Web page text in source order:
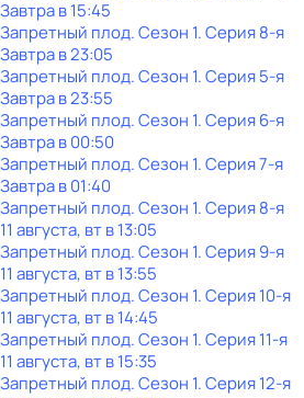
Завтра в 15:45
Запретный плод. Сезон 1. Серия 8-я
Завтра в 23:05
Запретный плод. Сезон 1. Серия 5-я
Завтра в 23:55
Запретный плод. Сезон 1. Серия 6-я
Завтра в 00:50
Запретный плод. Сезон 1. Серия 7-я
Завтра в 01:40
Запретный плод. Сезон 1. Серия 8-я
11 августа, вт в 13:05
Запретный плод. Сезон 1. Серия 9-я
11 августа, вт в 13:55
Запретный плод. Сезон 1. Серия 10-я
11 августа, вт в 14:45
Запретный плод. Сезон 1. Серия 11-я
11 августа, вт в 15:35
Запретный плод. Сезон 1. Серия 12-я